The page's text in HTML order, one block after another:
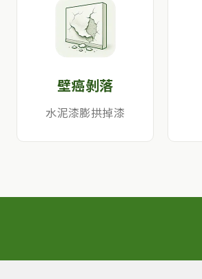
壁癌剝落
水泥漆膨拱掉漆